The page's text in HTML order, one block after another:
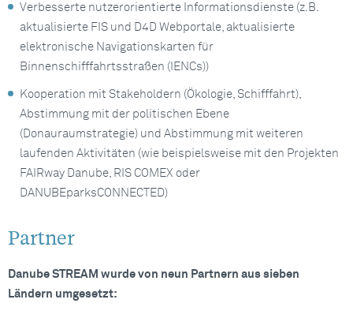
Verbesserte nutzerorientierte Informationsdienste (z.B.
aktualisierte FIS und D4D Webportale, aktualisierte
elektronische Navigationskarten für
Binnenschifffahrtsstraßen (IENCs))
Kooperation mit Stakeholdern (Ökologie, Schifffahrt),
Abstimmung mit der politischen Ebene
(Donauraumstrategie) und Abstimmung mit weiteren
laufenden Aktivitäten (wie beispielsweise mit den Projekten
FAIRway Danube, RIS COMEX oder
DANUBEparksCONNECTED)
Partner
Danube STREAM wurde von neun Partnern aus sieben
Ländern umgesetzt: